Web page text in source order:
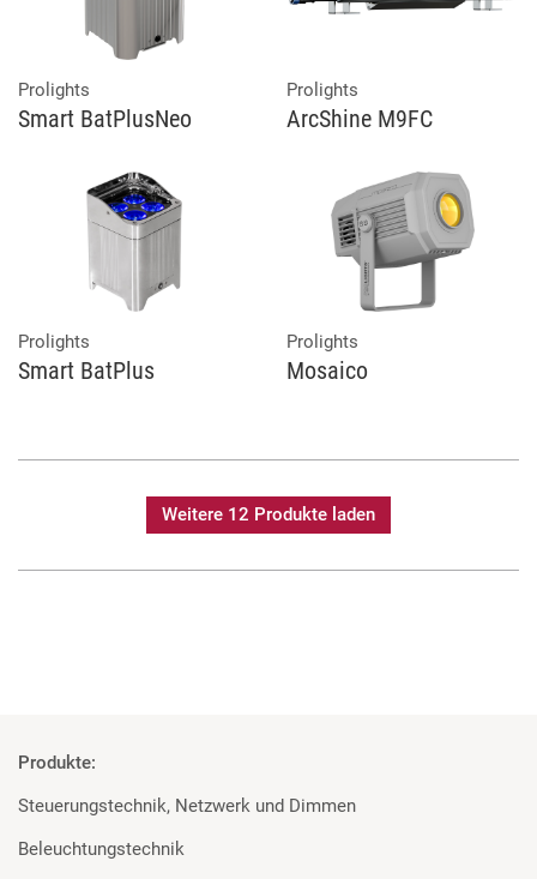
Prolights
Smart BatPlusNeo
Prolights
ArcShine M9FC
Prolights
Smart BatPlus
Prolights
Mosaico
Weitere 12 Produkte laden
Produkte:
Steuerungstechnik, Netzwerk und Dimmen
Beleuchtungstechnik